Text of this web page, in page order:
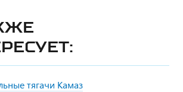
тягачи Камаз